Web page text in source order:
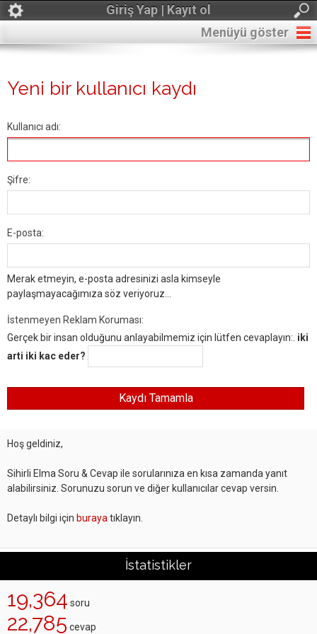
Giriş Yap | Kayıt ol
Menüyü göster
Yeni bir kullanıcı kaydı
Kullanıcı adı:
Şifre:
E-posta:
Merak etmeyin, e-posta adresinizi asla kimseyle
paylaşmayacağımıza söz veriyoruz...
İstenmeyen Reklam Koruması:
Gerçek bir insan olduğunu anlayabilmemiz için lütfen cevaplayın:. iki
arti iki kac eder?
Hoş geldiniz,
Sihirli Elma Soru & Cevap ile sorularınıza en kısa zamanda yanıt
alabilirsiniz. Sorunuzu sorun ve diğer kullanıcılar cevap versin.
Detaylı bilgi için buraya tıklayın.
İstatistikler
19,364 soru
22,785 cevap